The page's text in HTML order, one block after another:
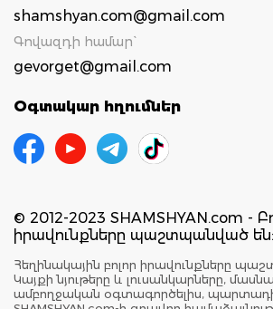
shamshyan.com@gmail.com
Գովազդի համար`
gevorget@gmail.com
Օգտակար հղումներ
© 2012-2023 SHAMSHYAN.com -
իրավունքները պաշտպանված են:
Հեղինակային բոլոր իրավունքները
Կայքի նյութերը և լուսանկարները,
ամբողջական օգտագործելիս,